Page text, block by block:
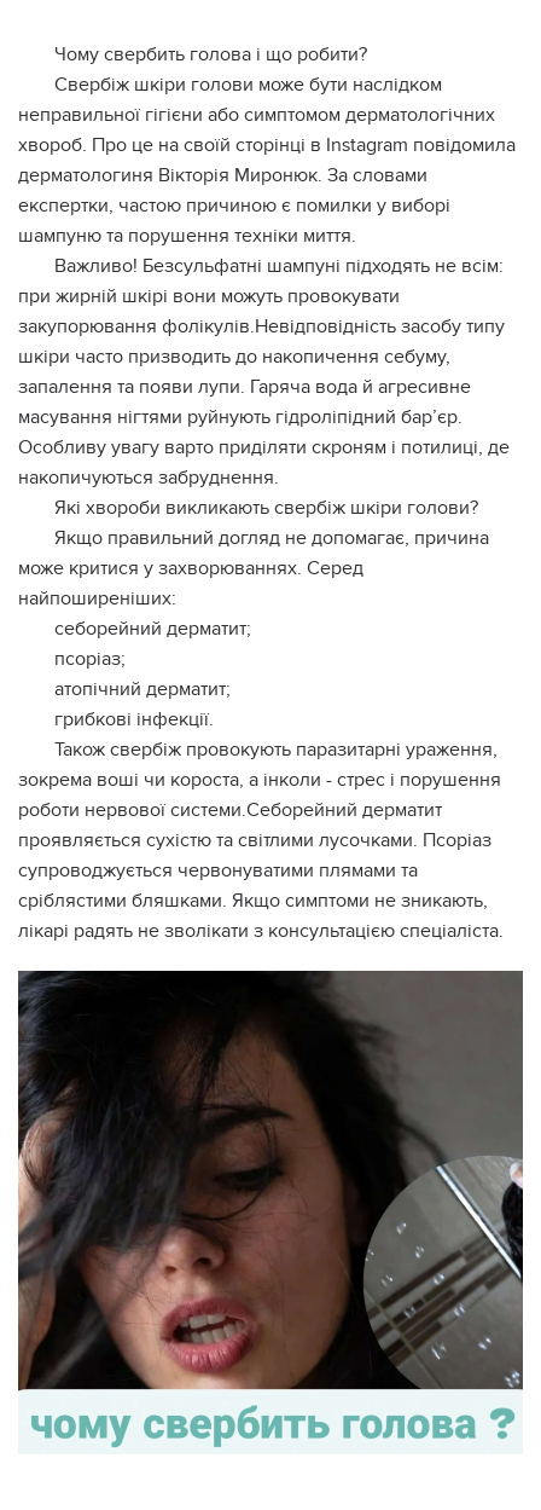
Чому свербить голова і що робити?
Свербіж шкіри голови може бути наслідком
неправильної гігієни або симптомом дерматологічних
хвороб. Про це на своїй сторінці в Instagram повідомила
дерматологиня Вікторія Миронюк. За словами
експертки, частою причиною є помилки у виборі
шампуню та порушення техніки миття.
Важливо! Безсульфатні шампуні підходять не всім:
при жирній шкірі вони можуть провокувати
закупорювання фолікулів.Невідповідність засобу типу
шкіри часто призводить до накопичення себуму,
запалення та появи лупи. Гаряча вода й агресивне
масування нігтями руйнують гідроліпідний бар’єр.
Особливу увагу варто приділяти скроням і потилиці, де
накопичуються забруднення.
Які хвороби викликають свербіж шкіри голови?
Якщо правильний догляд не допомагає, причина
може критися у захворюваннях. Серед
найпоширеніших:
себорейний дерматит;
псоріаз;
атопічний дерматит;
грибкові інфекції.
Також свербіж провокують паразитарні ураження,
зокрема воші чи короста, а інколи - стрес і порушення
роботи нервової системи.Себорейний дерматит
проявляється сухістю та світлими лусочками. Псоріаз
супроводжується червонуватими плямами та
сріблястими бляшками. Якщо симптоми не зникають,
лікарі радять не зволікати з консультацією спеціаліста.